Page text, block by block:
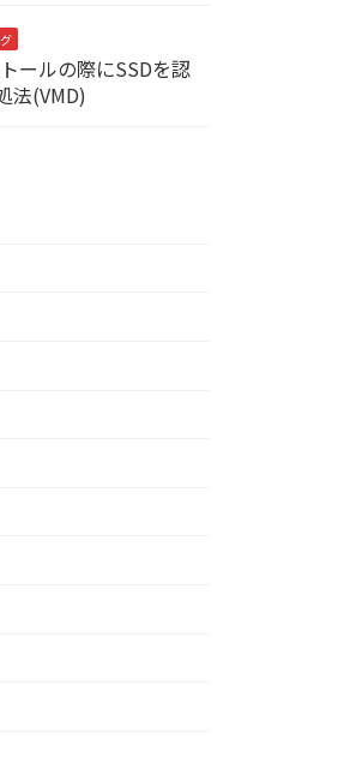
ールの際にSSDを認
法(VMD)